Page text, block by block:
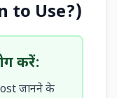
to Use?)
करें:
जानने के